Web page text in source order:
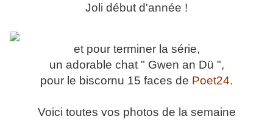
Joli début d'année !
et pour terminer la série,
un adorable chat " Gwen an Dü ",
pour le biscornu 15 faces de Poet24.
Voici toutes vos photos de la semaine